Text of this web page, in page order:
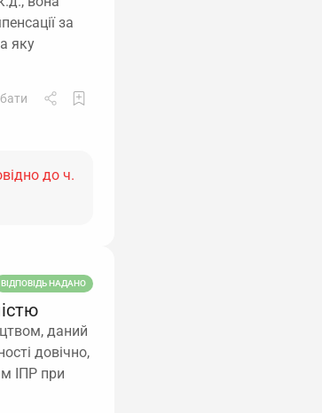
за
яку
до ч.
ВІДПОВІДЬ НАДАНО
даний
довічно,
ІПР при